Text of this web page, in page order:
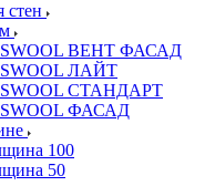
стен
ВЕНТ ФАСАД
ЛАЙТ
СТАНДАРТ
ФАСАД
100
50